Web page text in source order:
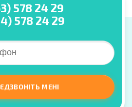
578 24 29
578 24 29
МЕНІ